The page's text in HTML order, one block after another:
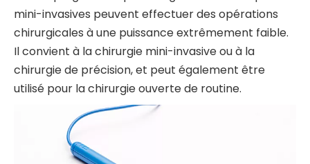
à des pièces affectées extrêmement petites.L'arc
électrique garantit que les aiguilles anatomiques
mini-invasives peuvent effectuer des opérations
chirurgicales à une puissance extrêmement faible.
Il convient à la chirurgie mini-invasive ou à la
chirurgie de précision, et peut également être
utilisé pour la chirurgie ouverte de routine.